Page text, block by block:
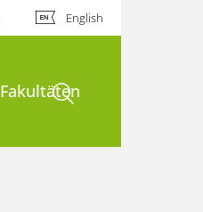
English
FakultätenSuche öffnen